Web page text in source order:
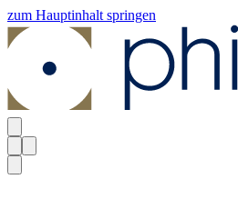
zum Hauptinhalt springen